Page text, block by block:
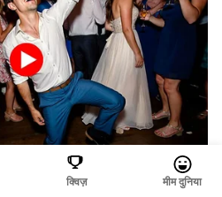
क्विज़ मीम दुनिया